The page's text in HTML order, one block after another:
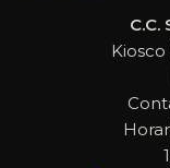
C.C.